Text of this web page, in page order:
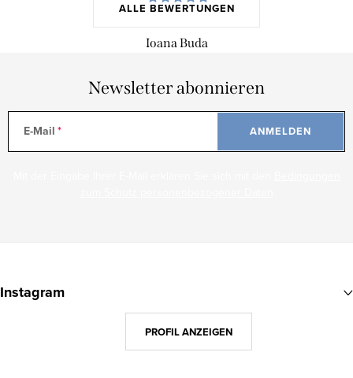
ALLE BEWERTUNGEN
Ioana Buda
Newsletter abonnieren
E-Mail ANMELDEN
uInstagram
PROFIL ANZEIGEN